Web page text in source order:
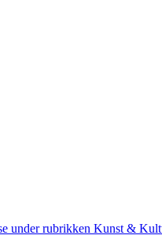
under rubrikken Kunst &